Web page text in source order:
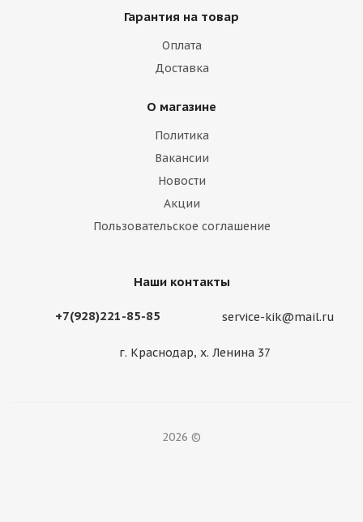
Гарантия на товар
Оплата
Доставка
О магазине
Политика
Вакансии
Новости
Акции
Пользовательское соглашение
Наши контакты
+7(928)221-85-85 service-kik@mail.ru
г. Краснодар, х. Ленина 37
2026 ©